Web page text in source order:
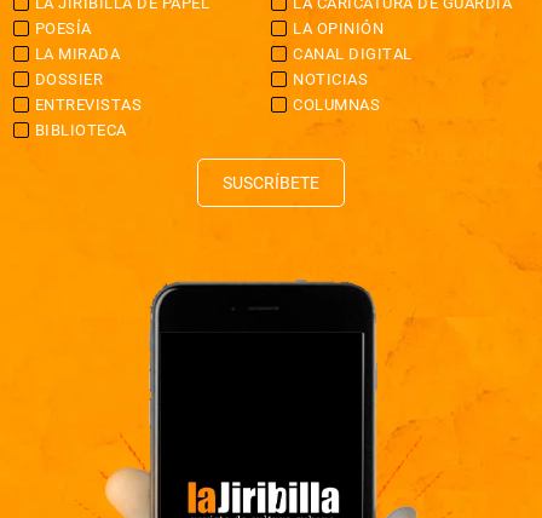
POESÍA
LA OPINIÓN
LA MIRADA
CANAL DIGITAL
DOSSIER
NOTICIAS
ENTREVISTAS
COLUMNAS
BIBLIOTECA
SUSCRÍBETE